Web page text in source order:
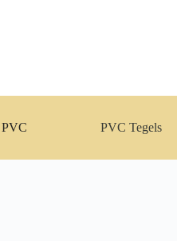
PVC Tegels